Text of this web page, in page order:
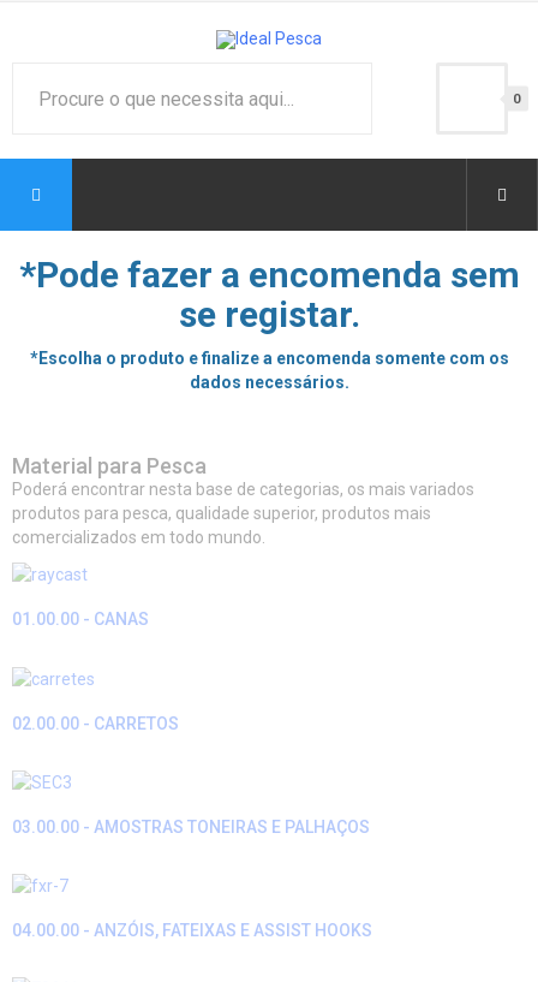
0
*Pode fazer a encomenda sem
se registar.
*Escolha o produto e finalize a encomenda somente com os
dados necessários.
Material para Pesca
Poderá encontrar nesta base de categorias, os mais variados
produtos para pesca, qualidade superior, produtos mais
comercializados em todo mundo.
01.00.00 - CANAS
02.00.00 - CARRETOS
03.00.00 - AMOSTRAS TONEIRAS E PALHAÇOS
04.00.00 - ANZÓIS, FATEIXAS E ASSIST HOOKS